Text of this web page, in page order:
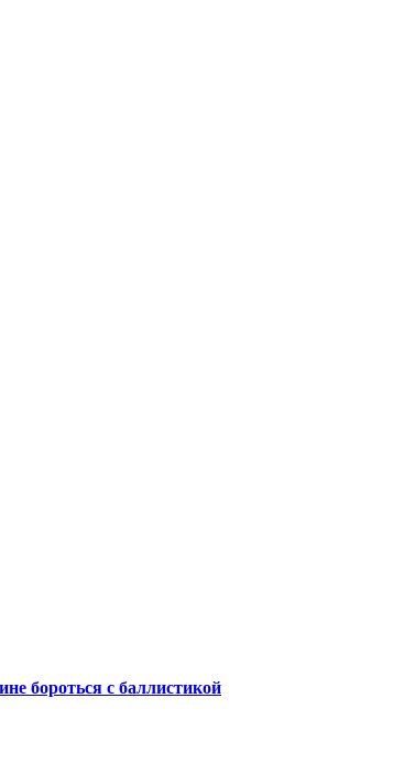
бороться с баллистикой